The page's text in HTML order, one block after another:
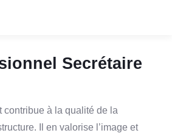
Secrétaire
contribue à la qualité de la
Il en valorise l’image et